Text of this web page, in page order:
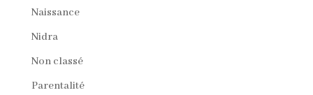
Naissance
Nidra
Non classé
Parentalité